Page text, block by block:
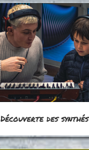
Découverte des synthés